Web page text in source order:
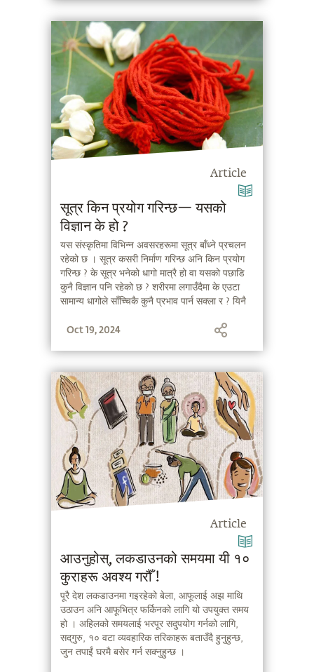
Article
सूत्र किन प्रयोग गरिन्छ— यसको
विज्ञान के हो ?
यस संस्कृतिमा विभिन्न अवसरहरूमा सूत्र बाँध्ने प्रचलन
रहेको छ । सूत्र कसरी निर्माण गरिन्छ अनि किन प्रयोग
गरिन्छ ? के सूत्र भनेको धागो मात्रै हो वा यसको पछाडि
कुनै विज्ञान पनि रहेको छ ? शरीरमा लगाउँदैमा के एउटा
सामान्य धागोले साँच्चिकै कुनै प्रभाव पार्न सक्ला र ? यिनै
तरिका, यसको विज्ञान र प्रयोग गर्नुको कारणबारे व्याख्या
Oct 19, 2024
Article
आउनुहोस्, लकडाउनको समयमा यी १०
कुराहरू अवश्य गरौँ !
पूरै देश लकडाउनमा गइरहेको बेला, आफूलाई अझ माथि
उठाउन अनि आफूभित्र फर्किनको लागि यो उपयुक्त समय
हो । अहिलको समयलाई भरपूर सदुपयोग गर्नको लागि,
सद्‌गुरु, १० वटा व्यवहारिक तरिकाहरू बताउँदै हुनुहुन्छ,
जुन तपाईं घरमै बसेर गर्न सक्नुहुन्छ ।